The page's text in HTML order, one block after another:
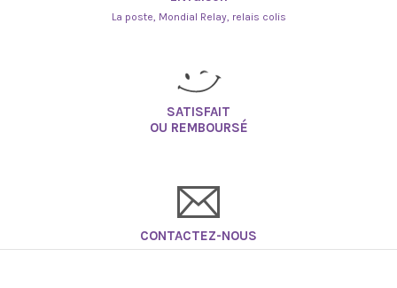
La poste, Mondial Relay, relais colis
SATISFAIT
OU REMBOURSÉ
CONTACTEZ-NOUS